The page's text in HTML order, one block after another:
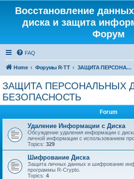
Восстановление
диска и защита
Форум
FAQ
Home Форумы R-TT ЗАЩИТА ПЕРСОНАЛЬНЫХ ДАННЫХ И БЕЗОПАСНОСТЬ
ЗАЩИТА ПЕРСОНАЛЬНЫХ
БЕЗОПАСНОСТЬ
Forum
Удаление Информации с Диска
Обсуждение удаления информации с
личной информации с использованием
Topics: 329
Шифрование Диска
Защита личных данных и шифрование
программы R-Crypto.
Topics: 4